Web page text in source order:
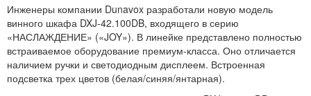
Инженеры компании Dunavox разработали новую модель
винного шкафа DXJ-42.100DB, входящего в серию
«НАСЛАЖДЕНИЕ» («JOY»). В линейке представлено полностью
встраиваемое оборудование премиум-класса. Оно отличается
наличием ручки и светодиодным дисплеем. Встроенная
подсветка трех цветов (белая/синяя/янтарная).